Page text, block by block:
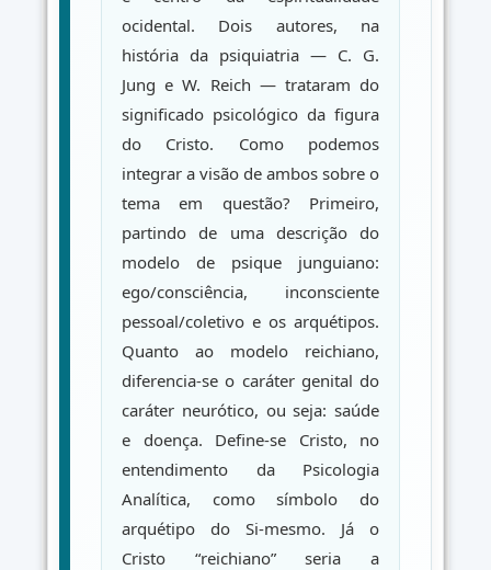
ocidental. Dois autores, na
história da psiquiatria — C. G.
Jung e W. Reich — trataram do
significado psicológico da figura
do Cristo. Como podemos
integrar a visão de ambos sobre o
tema em questão? Primeiro,
partindo de uma descrição do
modelo de psique junguiano:
ego/consciência, inconsciente
pessoal/coletivo e os arquétipos.
Quanto ao modelo reichiano,
diferencia-se o caráter genital do
caráter neurótico, ou seja: saúde
e doença. Define-se Cristo, no
entendimento da Psicologia
Analítica, como símbolo do
arquétipo do Si-mesmo. Já o
Cristo “reichiano” seria a